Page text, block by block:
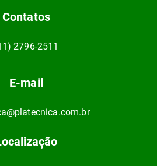
Contatos
2796-2511
E-mail